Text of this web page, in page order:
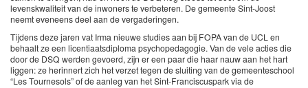
levenskwaliteit van de inwoners te verbeteren. De gemeente Sint-Joost
neemt eveneens deel aan de vergaderingen.
Tijdens deze jaren vat Irma nieuwe studies aan bij FOPA van de UCL en
behaalt ze een licentiaatsdiploma psychopedagogie. Van de vele acties die
door de DSQ werden gevoerd, zijn er een paar die haar nauw aan het hart
liggen: ze herinnert zich het verzet tegen de sluiting van de gemeenteschool
“Les Tournesols” of de aanleg van het Sint-Franciscuspark via de